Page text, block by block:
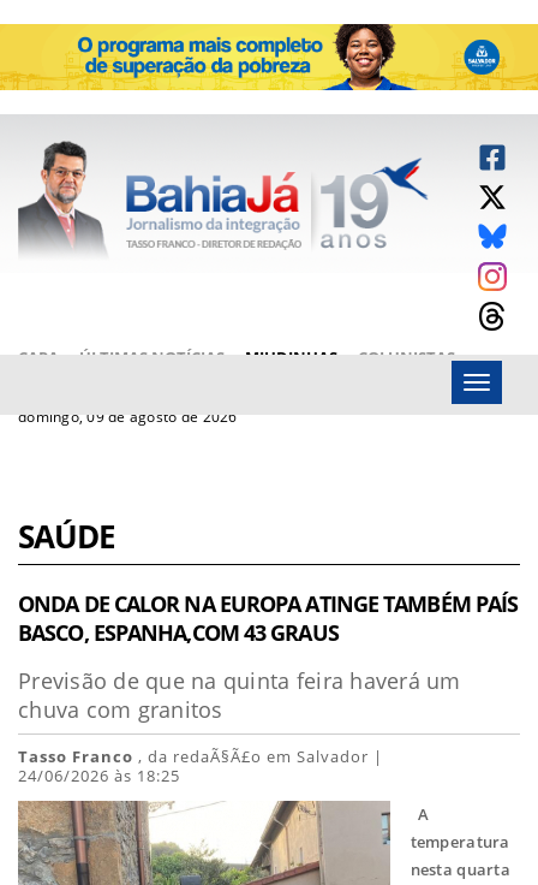
CAPA ÚLTIMAS NOTÍCIAS MIUDINHAS
COLUNISTAS
domingo, 09 de agosto de 2026
Menu
SAÚDE
ONDA DE CALOR NA EUROPA ATINGE TAMBÉM PAÍS
BASCO, ESPANHA,COM 43 GRAUS
Previsão de que na quinta feira haverá um
chuva com granitos
Tasso Franco , da redaÃ§Ã£o em Salvador |
24/06/2026 às 18:25
A
temperatura
nesta quarta